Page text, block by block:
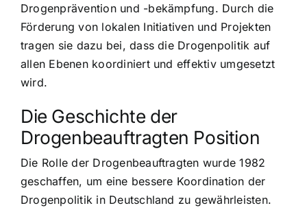
Drogenprävention und -bekämpfung. Durch die
Förderung von lokalen Initiativen und Projekten
tragen sie dazu bei, dass die Drogenpolitik auf
allen Ebenen koordiniert und effektiv umgesetzt
wird.
Die Geschichte der
Drogenbeauftragten Position
Die Rolle der Drogenbeauftragten wurde 1982
geschaffen, um eine bessere Koordination der
Drogenpolitik in Deutschland zu gewährleisten.